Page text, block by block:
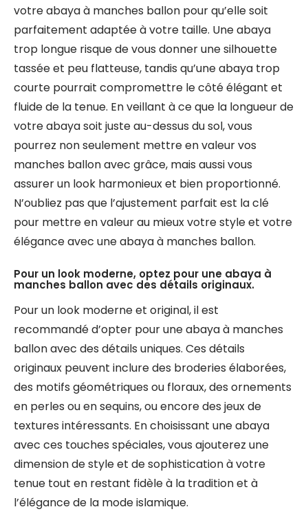
votre abaya à manches ballon pour qu’elle soit
parfaitement adaptée à votre taille. Une abaya
trop longue risque de vous donner une silhouette
tassée et peu flatteuse, tandis qu’une abaya trop
courte pourrait compromettre le côté élégant et
fluide de la tenue. En veillant à ce que la longueur de
votre abaya soit juste au-dessus du sol, vous
pourrez non seulement mettre en valeur vos
manches ballon avec grâce, mais aussi vous
assurer un look harmonieux et bien proportionné.
N’oubliez pas que l’ajustement parfait est la clé
pour mettre en valeur au mieux votre style et votre
élégance avec une abaya à manches ballon.
Pour un look moderne, optez pour une abaya à
manches ballon avec des détails originaux.
Pour un look moderne et original, il est
recommandé d’opter pour une abaya à manches
ballon avec des détails uniques. Ces détails
originaux peuvent inclure des broderies élaborées,
des motifs géométriques ou floraux, des ornements
en perles ou en sequins, ou encore des jeux de
textures intéressants. En choisissant une abaya
avec ces touches spéciales, vous ajouterez une
dimension de style et de sophistication à votre
tenue tout en restant fidèle à la tradition et à
l’élégance de la mode islamique.